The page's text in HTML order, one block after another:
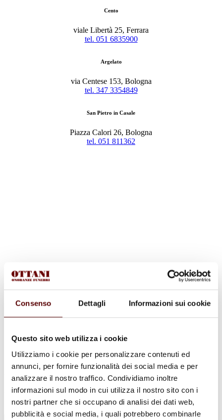
Consenso Dettagli Informazioni sui cookie
Questo sito web utilizza i cookie
Utilizziamo i cookie per personalizzare contenuti ed
annunci, per fornire funzionalità dei social media e per
analizzare il nostro traffico. Condividiamo inoltre
informazioni sul modo in cui utilizza il nostro sito con i
nostri partner che si occupano di analisi dei dati web,
pubblicità e social media, i quali potrebbero combinarle
Cento
viale Libertà 25, Ferrara
tel. 051 6835900
Argelato
via Centese 153, Bologna
tel. 347 3354849
San Pietro in Casale
Piazza Calori 26, Bologna
tel. 051 811362
Richiedi un preventivo